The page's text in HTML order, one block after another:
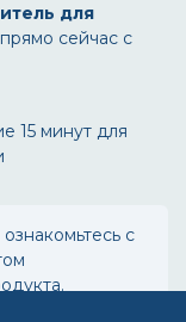
для
сейчас с
15 минут для
с